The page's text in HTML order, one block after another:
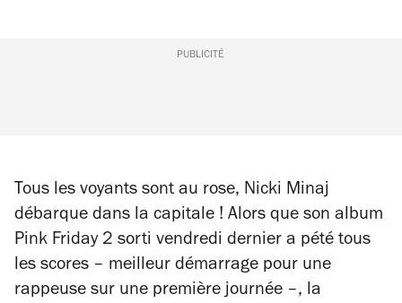
PUBLICITÉ
Tous les voyants sont au rose, Nicki Minaj
débarque dans la capitale ! Alors que son album
Pink Friday 2 sorti vendredi dernier a pété tous
les scores – meilleur démarrage pour une
rappeuse sur une première journée –, la